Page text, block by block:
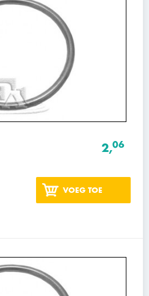
2,06
VOEG TOE